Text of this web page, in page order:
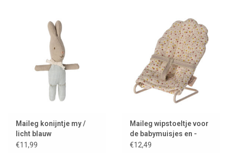
Maileg konijntje my /
licht blauw
€11,99
Maileg wipstoeltje voor
de babymuisjes en -
konijntjes
€12,49